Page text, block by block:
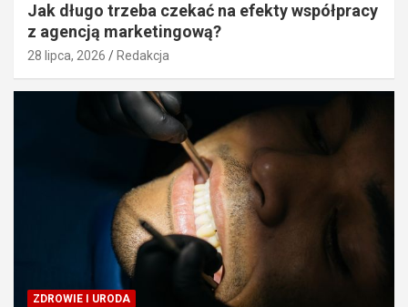
Jak długo trzeba czekać na efekty współpracy
z agencją marketingową?
28 lipca, 2026 Redakcja
ZDROWIE I URODA